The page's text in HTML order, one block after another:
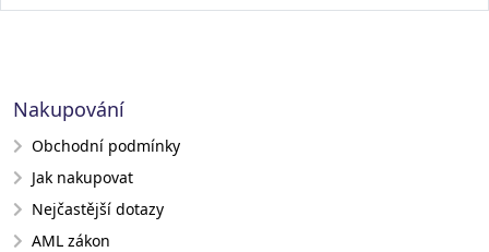
Nakupování
Obchodní podmínky
Jak nakupovat
Nejčastější dotazy
AML zákon